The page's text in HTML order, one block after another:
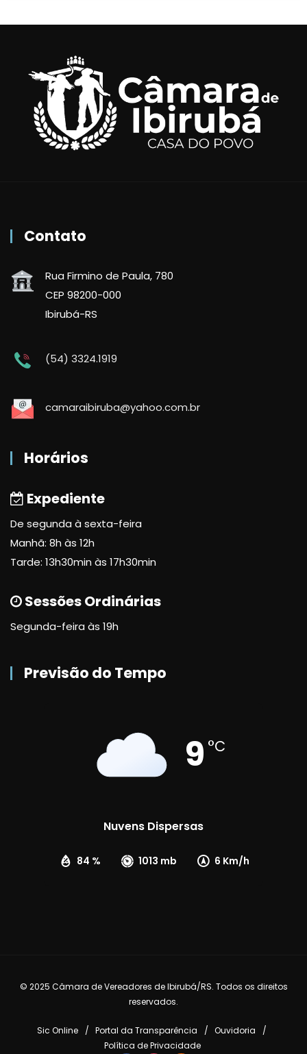
Contato
Rua Firmino de Paula, 780
CEP 98200-000
Ibirubá-RS
(54) 3324.1919
camaraibiruba@yahoo.com.br
Horários
Expediente
De segunda à sexta-feira
Manhã: 8h às 12h
Tarde: 13h30min às 17h30min
Sessões Ordinárias
Segunda-feira às 19h
Previsão do Tempo
9 °C
Nuvens Dispersas
84 % 1013 mb 6 Km/h
© 2025 Câmara de Vereadores de Ibirubá/RS. Todos os direitos
reservados.
Sic Online Portal da Transparência
Ouvidoria
Política de Privacidade